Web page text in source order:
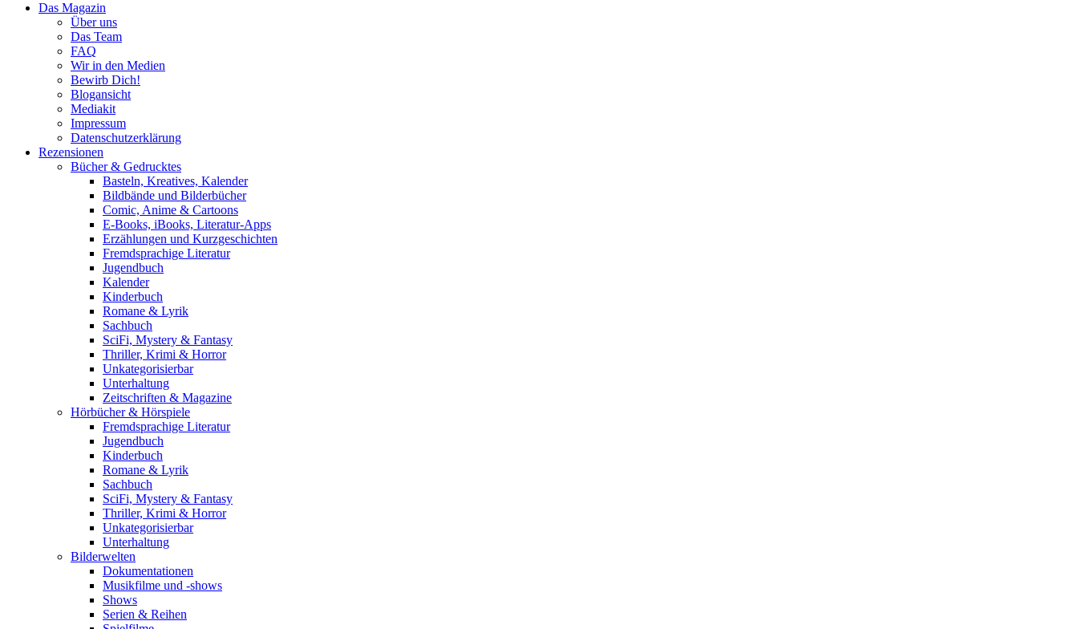
Das Magazin
Über uns
Das Team
FAQ
Wir in den Medien
Bewirb Dich!
Blogansicht
Mediakit
Impressum
Datenschutzerklärung
Rezensionen
Bücher & Gedrucktes
Basteln, Kreatives, Kalender
Bildbände und Bilderbücher
Comic, Anime & Cartoons
E-Books, iBooks, Literatur-Apps
Erzählungen und Kurzgeschichten
Fremdsprachige Literatur
Jugendbuch
Kalender
Kinderbuch
Romane & Lyrik
Sachbuch
SciFi, Mystery & Fantasy
Thriller, Krimi & Horror
Unkategorisierbar
Unterhaltung
Zeitschriften & Magazine
Hörbücher & Hörspiele
Fremdsprachige Literatur
Jugendbuch
Kinderbuch
Romane & Lyrik
Sachbuch
SciFi, Mystery & Fantasy
Thriller, Krimi & Horror
Unkategorisierbar
Unterhaltung
Bilderwelten
Dokumentationen
Musikfilme und -shows
Shows
Serien & Reihen